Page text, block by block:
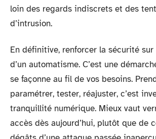
loin des regards indiscrets et des
d’intrusion.
En définitive, renforcer la sécurité sur
d’un automatisme. C’est une
se façonne au fil de vos besoins.
paramétrer, tester, réajuster, c’est
tranquillité numérique. Mieux vaut
accès dès aujourd’hui, plutôt que de